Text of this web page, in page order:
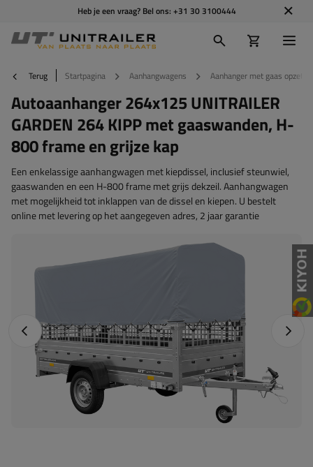
Heb je een vraag? Bel ons: +31 30 3100444
Terug Startpagina Aanhangwagens Aanhanger met gaas
Autoaanhanger 264x125 UNITRAILER
GARDEN 264 KIPP met gaaswanden, H-
800 frame en grijze kap
Een enkelassige aanhangwagen met kiepdissel, inclusief steunwiel,
gaaswanden en een H-800 frame met grijs dekzeil. Aanhangwagen
met mogelijkheid tot inklappen van de dissel en kiepen. U bestelt
online met levering op het aangegeven adres, 2 jaar garantie
Vorige foto